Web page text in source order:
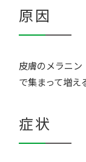
原因
皮膚のメラニ
で集まって増え
症状